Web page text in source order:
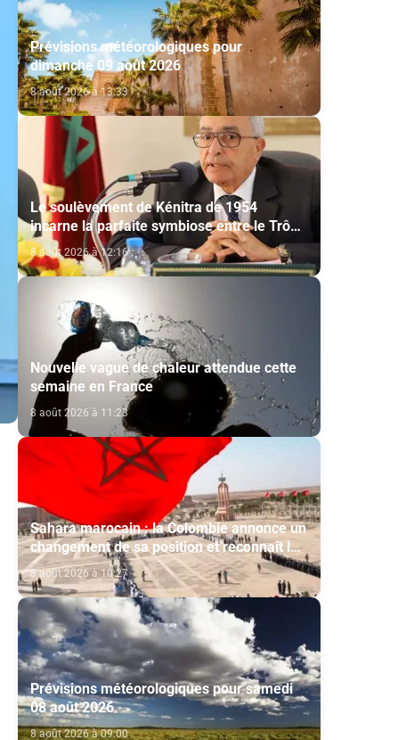
Prévisions météorologiques pour
dimanche 09 août 2026
8 août 2026 à 13:33
Le soulèvement de Kénitra de 1954
incarne la parfaite symbiose entre le Trône
et le peuple et l’unité de volonté et de
destin (M. El Ktiri)
8 août 2026 à 12:16
Nouvelle vague de chaleur attendue cette
semaine en France
8 août 2026 à 11:23
Sahara marocain : la Colombie annonce un
changement de sa position et reconnaît la
souveraineté du Maroc sur son Sahara
8 août 2026 à 10:27
Prévisions météorologiques pour samedi
08 août 2026
8 août 2026 à 09:00